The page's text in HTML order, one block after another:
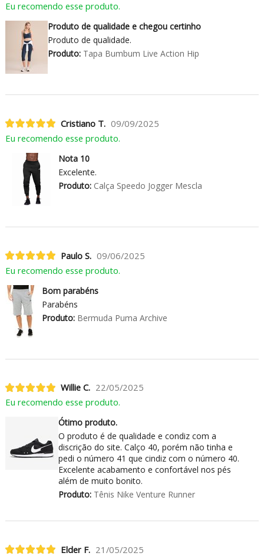
Eu recomendo esse produto.
Produto de qualidade e chegou certinho
Produto de qualidade.
Produto:Tapa Bumbum Live Action Hip
Cristiano T. 09/09/2025
Eu recomendo esse produto.
Nota 10
Excelente.
Produto:Calça Speedo Jogger Mescla
Paulo S. 09/06/2025
Eu recomendo esse produto.
Bom parabéns
Parabéns
Produto:Bermuda Puma Archive
Willie C. 22/05/2025
Eu recomendo esse produto.
Ótimo produto.
O produto é de qualidade e condiz com a
discrição do site. Calço 40, porém não tinha e
pedi o número 41 que cindiz com o número 40.
Excelente acabamento e confortável nos pés
além de muito bonito.
Produto:Tênis Nike Venture Runner
Elder F. 21/05/2025